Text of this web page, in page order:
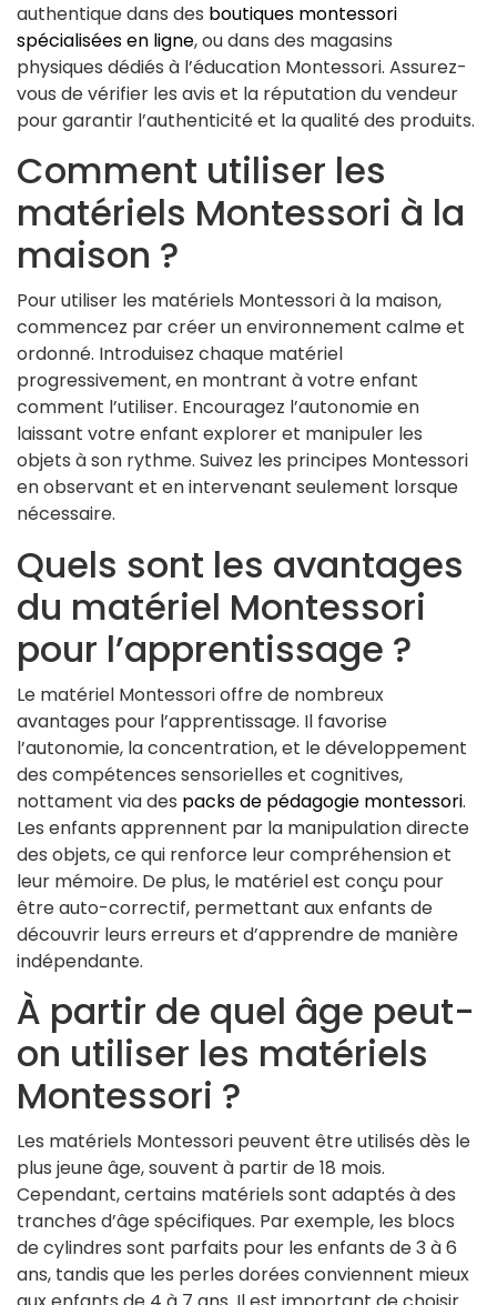
authentique dans des boutiques montessori
spécialisées en ligne, ou dans des magasins
physiques dédiés à l’éducation Montessori. Assurez-
vous de vérifier les avis et la réputation du vendeur
pour garantir l’authenticité et la qualité des produits.
Comment utiliser les
matériels Montessori à la
maison ?
Pour utiliser les matériels Montessori à la maison,
commencez par créer un environnement calme et
ordonné. Introduisez chaque matériel
progressivement, en montrant à votre enfant
comment l’utiliser. Encouragez l’autonomie en
laissant votre enfant explorer et manipuler les
objets à son rythme. Suivez les principes Montessori
en observant et en intervenant seulement lorsque
nécessaire.
Quels sont les avantages
du matériel Montessori
pour l’apprentissage ?
Le matériel Montessori offre de nombreux
avantages pour l’apprentissage. Il favorise
l’autonomie, la concentration, et le développement
des compétences sensorielles et cognitives,
nottament via des packs de pédagogie montessori.
Les enfants apprennent par la manipulation directe
des objets, ce qui renforce leur compréhension et
leur mémoire. De plus, le matériel est conçu pour
être auto-correctif, permettant aux enfants de
découvrir leurs erreurs et d’apprendre de manière
indépendante.
À partir de quel âge peut-
on utiliser les matériels
Montessori ?
Les matériels Montessori peuvent être utilisés dès le
plus jeune âge, souvent à partir de 18 mois.
Cependant, certains matériels sont adaptés à des
tranches d’âge spécifiques. Par exemple, les blocs
de cylindres sont parfaits pour les enfants de 3 à 6
ans, tandis que les perles dorées conviennent mieux